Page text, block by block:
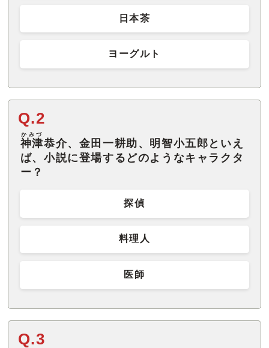
日本茶
ヨーグルト
Q.2
神津
かみづ
恭介、金田一耕助、明智小五郎といえ
ば、小説に登場するどのようなキャラクタ
ー？
探偵
料理人
医師
Q.3